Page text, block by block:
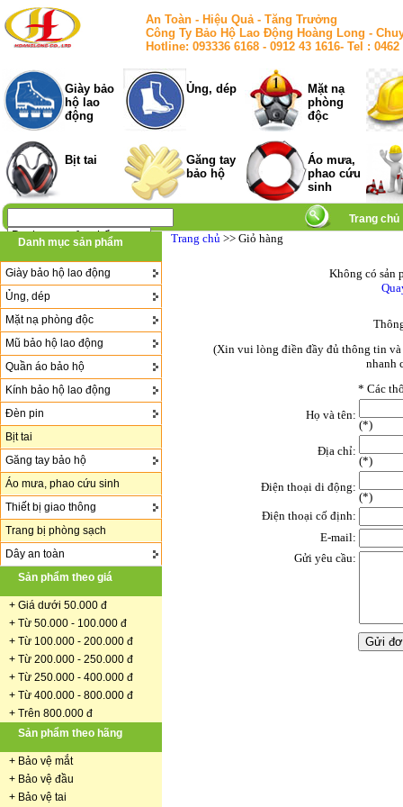
An Toàn - Hiệu Quả - Tăng Trưởng
Công Ty Bảo Hộ Lao Động Hoàng Long -
Hotline: 093336 6168 - 0912 43 1616- Tel :
Giày bảo
hộ lao
động
Ủng, dép
Mặt nạ
phòng
độc
Bịt tai
Găng tay
bảo hộ
Áo mưa,
phao cứu
sinh
Trang chủ
Danh mục sản phẩm
Giày bảo hộ lao động
Ủng, dép
Mặt nạ phòng độc
Mũ bảo hộ lao động
Quần áo bảo hộ
Kính bảo hộ lao động
Đèn pin
Bịt tai
Găng tay bảo hộ
Áo mưa, phao cứu sinh
Thiết bị giao thông
Trang bị phòng sạch
Dây an toàn
Sản phẩm theo giá
+ Giá dưới 50.000 đ
+ Từ 50.000 - 100.000 đ
+ Từ 100.000 - 200.000 đ
+ Từ 200.000 - 250.000 đ
+ Từ 250.000 - 400.000 đ
+ Từ 400.000 - 800.000 đ
+ Trên 800.000 đ
Sản phẩm theo hãng
+ Bảo vệ mắt
+ Bảo vệ đầu
+ Bảo vệ tai
Trang chủ >> Giỏ hàng
Không có sản
(Xin vui lòng điền đầy đủ thông tin
nhanh
* Các
Họ và tên:
(*)
Địa chỉ:
(*)
Điện thoại di động:
(*)
Điện thoại cố định:
E-mail:
Gửi yêu cầu: